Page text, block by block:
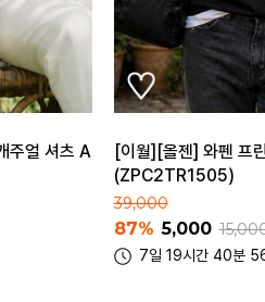
팔 티셔츠 I
[지오지아 여성] 카라
(AFC2ET1102)
89,900
89% 10,000
14일 19시간 40분